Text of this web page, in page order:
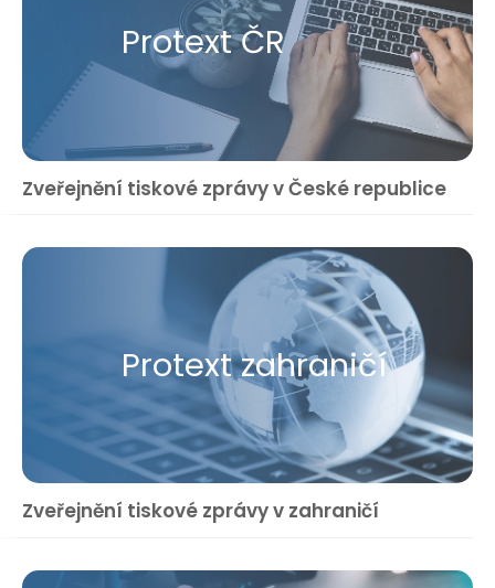
Protext ČR
Zveřejnění tiskové zprávy v České republice
Protext zahraničí
Zveřejnění tiskové zprávy v zahraničí